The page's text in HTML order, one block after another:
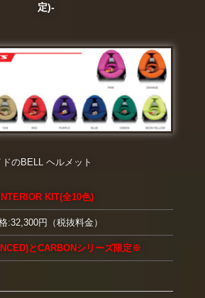
定)-
のBELL ヘルメット
INTERIOR KIT(全10色)
:32,300円（税抜料金）
とCARBONシリーズ限定※